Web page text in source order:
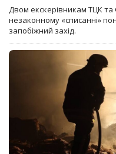
Двом екскерівникам ТЦК
незаконному «списанні»
запобіжний захід.